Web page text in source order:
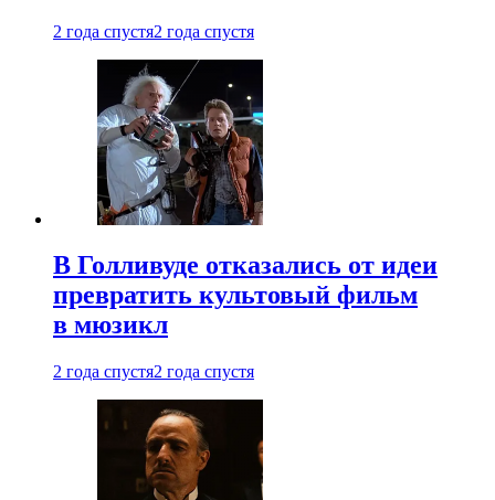
2 года спустя2 года спустя
В Голливуде отказались от идеи
превратить культовый фильм
в мюзикл
2 года спустя2 года спустя